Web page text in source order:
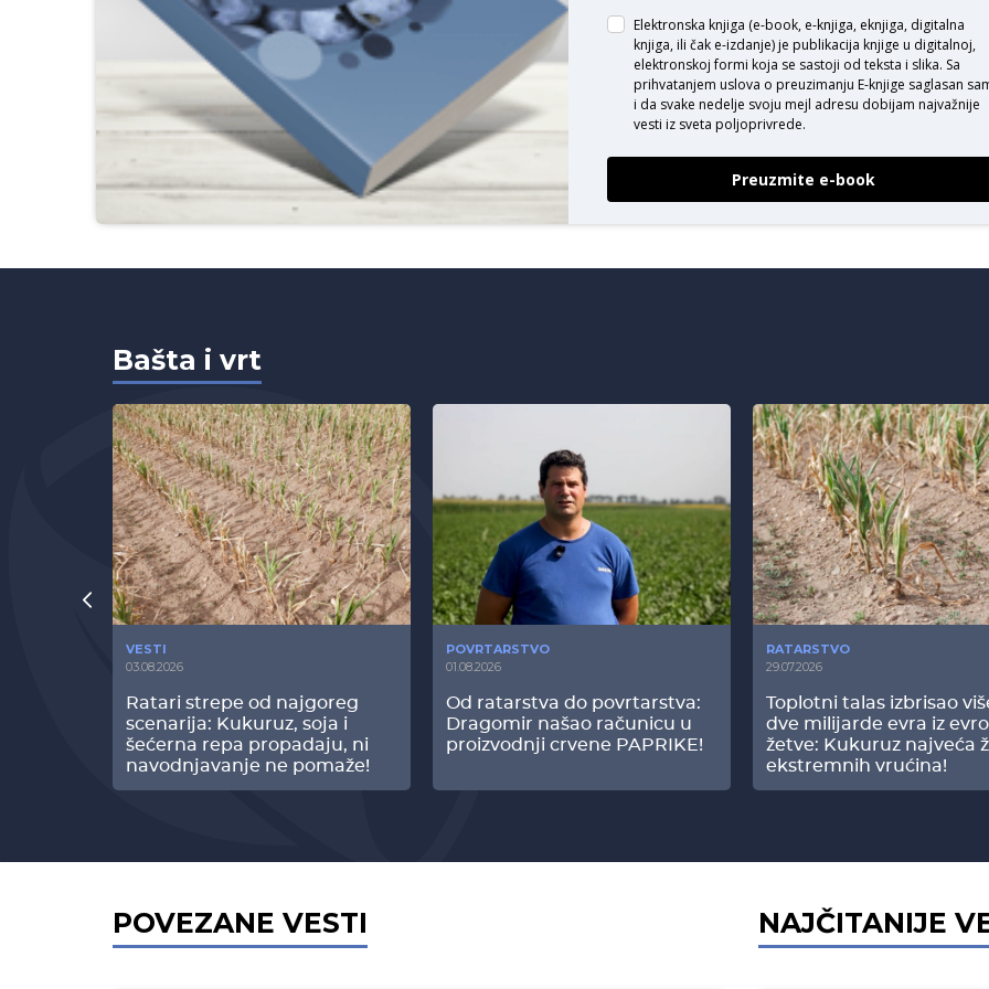
Elektronska knjiga (e-book, e-knjiga, eknjiga, digitalna
knjiga, ili čak e-izdanje) je publikacija knjige u digitalnoj,
elektronskoj formi koja se sastoji od teksta i slika. Sa
prihvatanjem uslova o preuzimanju E-knjige saglasan
i da svake nedelje svoju mejl adresu dobijam najvažnije
vesti iz sveta poljoprivrede.
Preuzmite e-book
Bašta i vrt
VESTI
03.08.2026
Ratari strepe od najgoreg
scenarija: Kukuruz, soja i
šećerna repa propadaju, ni
navodnjavanje ne pomaže!
POVRTARSTVO
01.08.2026
Od ratarstva do povrtarstva:
Dragomir našao računicu u
proizvodnji crvene PAPRIKE!
RATARSTVO
29.07.2026
Toplotni talas izbrisao
dve milijarde evra iz
žetve: Kukuruz najveća
ekstremnih vrućina!
POVEZANE VESTI NAJČITANIJE